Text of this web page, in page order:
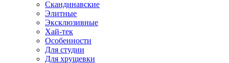
Скандинавские
Элитные
Эксклюзивные
Хай-тек
Особенности
Для студии
Для хрущевки